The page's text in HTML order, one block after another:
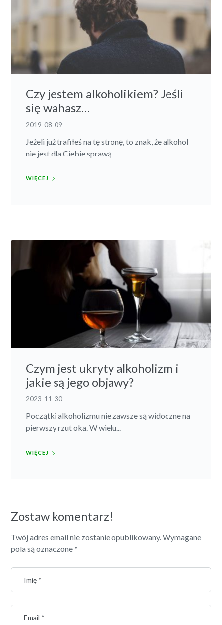
Czy jestem alkoholikiem? Jeśli
się wahasz…
2019-08-09
Jeżeli już trafiłeś na tę stronę, to znak, że alkohol
nie jest dla Ciebie sprawą...
WIĘCEJ
Czym jest ukryty alkoholizm i
jakie są jego objawy?
2023-11-30
Początki alkoholizmu nie zawsze są widoczne na
pierwszy rzut oka. W wielu...
WIĘCEJ
Zostaw komentarz!
Twój adres email nie zostanie opublikowany.Wymagane
pola są oznaczone*